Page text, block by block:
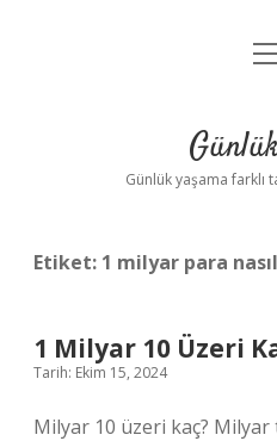
Yasal
Günlük yaşama farklı
Etiket: 1 milyar para
1 Milyar 10 Üzeri
Tarih: Ekim 15, 2024
Milyar 10 üzeri kaç?